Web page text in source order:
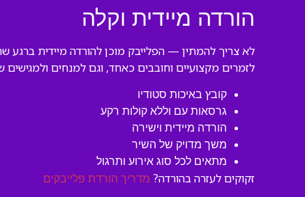
הורדה מיידית וקלה
לא צריך להמתין — הפלייבק מוכן להורדה מיידית ברגע
לזמרים מקצועיים וחובבים כאחד, וגם למנחים
קובץ באיכות סטודיו
גרסאות עם וללא קולות רקע
הורדה מיידית וישירה
משך מדויק של השיר
מתאים לכל סוג אירוע ותרגול
זקוקים לעזרה בהורדה? מדריך הורדת פלייבקים